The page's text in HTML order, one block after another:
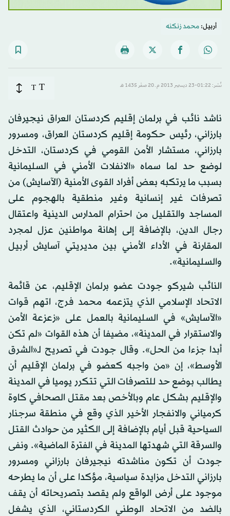
أربيل:محمد زنكنه
نُشر: 01:22-23 ديسمبر 2013 م ـ 20 صفَر 1435 هـ T
T
ناشد نائب في برلمان إقليم كردستان العراق نيجيرفان
بارزاني، رئيس حكومة إقليم كردستان العراق، ومسرور
بارزاني، مستشار الأمن القومي في كردستان، التدخل
لوضع حد لما سماه «الانفلات الأمني في السليمانية
بسبب ما يرتكبه بعض أفراد القوى الأمنية (الآسايش) من
تصرفات غير إنسانية وغير منطقية بالهجوم على
المساجد والتقليل من احترام المدارس الدينية واعتقال
رجال الدين، بالإضافة إلى إهانة مواطنين عزل لمجرد
المقارنة في الأداء الأمني بين مديريتي آسايش أربيل
والسليمانية».
النائب شيركو جودت عضو برلمان الإقليم، عن قائمة
الاتحاد الإسلامي الذي يتزعمه محمد فرج، اتهم قوات
«الآسايش» في السليمانية بالعمل على «زعزعة الأمن
والاستقرار في المدينة»، مضيفا أن هذه القوات «لم تكن
أبدا جزءا من الحل». وقال جودت في تصريح لـ«الشرق
الأوسط»، إن «من واجبه كعضو في برلمان الإقليم أن
يطالب بوضع حد للتصرفات التي تتكرر يوميا في المدينة
والإقليم بشكل عام وبالأخص بعد مقتل الصحافي كاوة
كرمياني والانفجار الأخير الذي وقع في منطقة سرجنار
السياحية قبل أيام بالإضافة إلى الكثير من حوادث القتل
والسرقة التي شهدتها المدينة في الفترة الماضية». ونفى
جودت أن تكون مناشدته نيجيرفان بارزاني ومسرور
بارزاني التدخل مزايدة سياسية، مؤكدا على أن ما يطرحه
موجود على أرض الواقع ولم يقصد بتصريحاته أن يقف
بالضد من الاتحاد الوطني الكردستاني، الذي يشغل